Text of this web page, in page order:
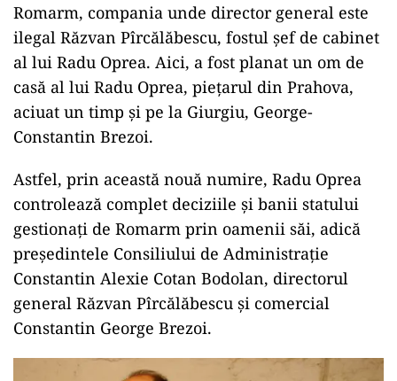
Romarm, compania unde director general este
ilegal Răzvan Pîrcălăbescu, fostul șef de cabinet
al lui Radu Oprea. Aici, a fost planat un om de
casă al lui Radu Oprea, piețarul din Prahova,
aciuat un timp și pe la Giurgiu, George-
Constantin Brezoi.
Astfel, prin această nouă numire, Radu Oprea
controlează complet deciziile și banii statului
gestionați de Romarm prin oamenii săi, adică
președintele Consiliului de Administrație
Constantin Alexie Cotan Bodolan, directorul
general Răzvan Pîrcălăbescu și comercial
Constantin George Brezoi.